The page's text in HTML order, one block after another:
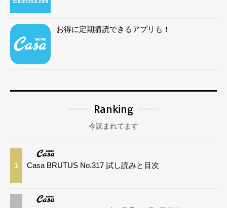
お得に定期購読できるアプリも！
Ranking
今読まれてます
1 Casa BRUTUS No.317 試し読みと目次